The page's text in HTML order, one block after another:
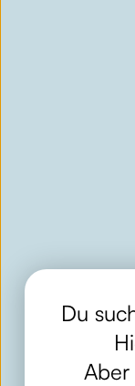
Du